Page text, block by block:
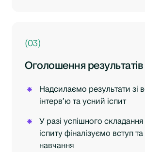
(03)
Оголошення результатів
Надсилаємо результати зі
інтерв’ю та усний іспит
У разі успішного складання
іспиту фіналізуємо вступ
навчання